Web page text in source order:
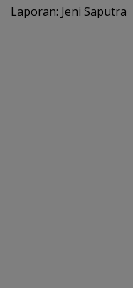
Laporan: Jeni Saputra